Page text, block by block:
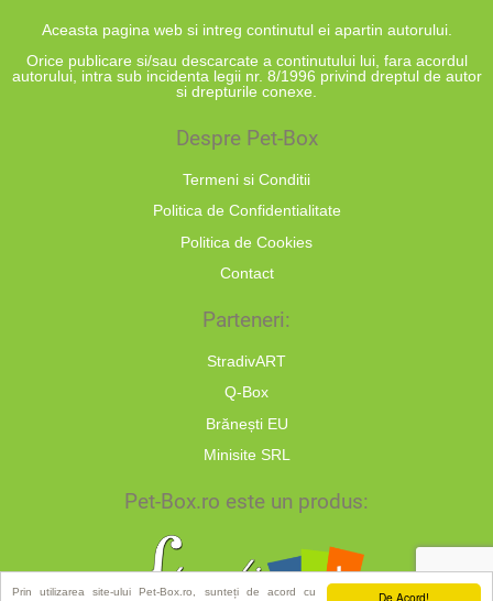
De Acord!
Prin utilizarea site-ului Pet-Box.ro, sunteți de acord cu
Aceasta pagina web si intreg continutul ei apartin autorului.
Orice publicare si/sau descarcate a continutului lui, fara acordul
autorului, intra sub incidenta legii nr. 8/1996 privind dreptul de autor
si drepturile conexe.
Despre Pet-Box
Termeni si Conditii
Politica de Confidentialitate
Politica de Cookies
Contact
Parteneri:
StradivART
Q-Box
Brănești EU
Minisite SRL
Pet-Box.ro este un produs: